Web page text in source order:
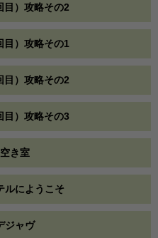
目）攻略その2
目）攻略その1
目）攻略その2
目）攻略その3
き室
ルにようこそ
ジャヴ